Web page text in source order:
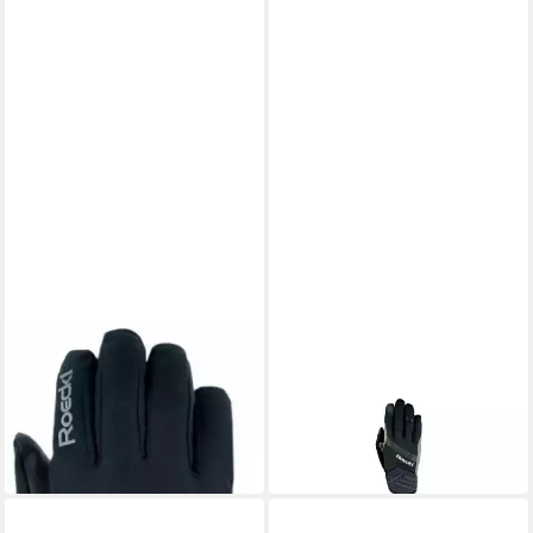
ROECKL SPORTS
Skihandschuhe Hintertux
49,95 €
-29%
in 2-3 Werktagen bei dir
in 3-4 Werktagen bei dir